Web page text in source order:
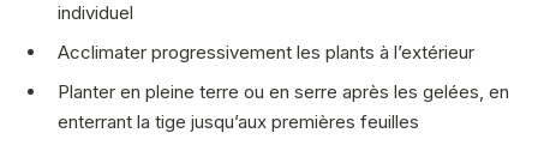
individuel
Acclimater progressivement les plants à l’extérieur
Planter en pleine terre ou en serre après les gelées, en
enterrant la tige jusqu’aux premières feuilles